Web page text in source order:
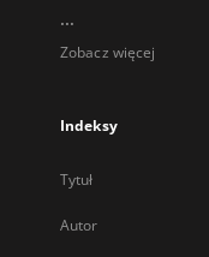
...
Zobacz więcej
Indeksy
Tytuł
Autor